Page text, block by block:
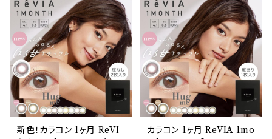
新色！カラコン 1ヶ月 ReVI
カラコン 1ヶ月 ReVIA 1mo